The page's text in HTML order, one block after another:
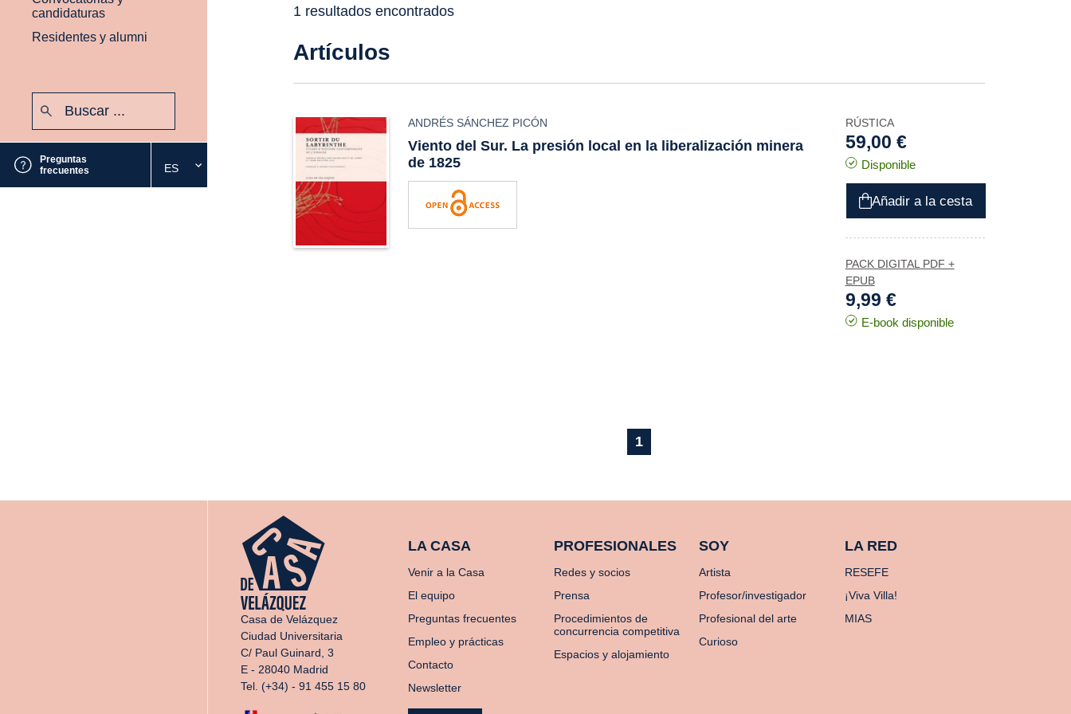
candidaturas
Residentes y alumni
Preguntas
frecuentes
Seleccione
el
ES
1 resultados encontrados
Artículos
ANDRÉS SÁNCHEZ PICÓN
Viento del Sur. La presión local en la liberalización minera
de 1825
RÚSTICA
59,00 €
Disponible
Añadir a la cesta
PACK DIGITAL PDF +
EPUB
9,99 €
E-book disponible
1
Casa de Velázquez
Ciudad Universitaria
C/ Paul Guinard, 3
E - 28040 Madrid
Tel. (+34) - 91 455 15 80
LA CASA
Venir a la Casa
El equipo
Preguntas frecuentes
Empleo y prácticas
Contacto
Newsletter
PROFESIONALES
Redes y socios
Prensa
Procedimientos de
concurrencia competitiva
Espacios y alojamiento
SOY
Artista
Profesor/investigador
Profesional del arte
Curioso
LA RED
RESEFE
¡Viva Villa!
MIAS